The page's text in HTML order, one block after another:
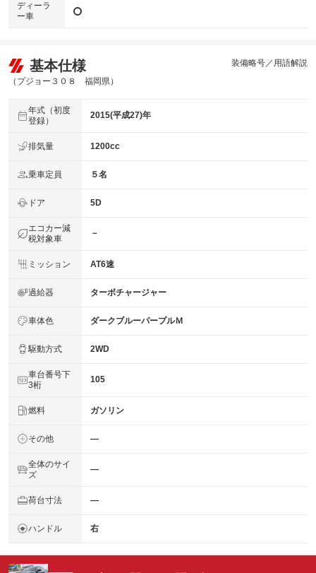
ディーラ
ー車
基本仕様
（プジョー３０８ 福岡県）
装備略号／用語解説
年式（初度
登録）
2015(平成27)年
排気量 1200cc
乗車定員 ５名
ドア 5D
エコカー減
税対象車
－
ミッション AT6速
過給器 ターボチャージャー
車体色 ダークブルーパープルＭ
駆動方式 2WD
車台番号下
3桁
105
燃料 ガソリン
その他 ―
全体のサイ
ズ
―
荷台寸法 ―
ハンドル 右